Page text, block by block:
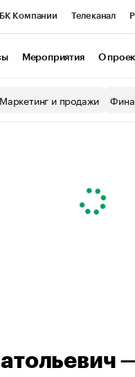
Компании Телеканал
Экономика Бизнес
Мероприятия О
Маркетинг и продажи